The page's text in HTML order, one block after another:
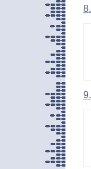
8.
9.